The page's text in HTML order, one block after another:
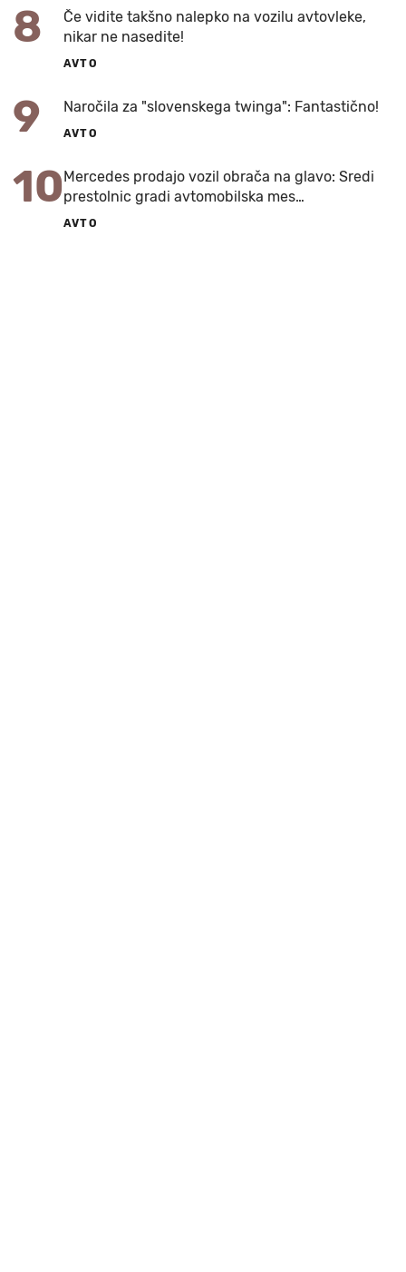
8
Če vidite takšno nalepko na vozilu avtovleke,
nikar ne nasedite!
AVTO
9 Naročila za "slovenskega twinga": Fantastično!
AVTO
10 Mercedes prodajo vozil obrača na glavo: Sredi
prestolnic gradi avtomobilska mes…
AVTO